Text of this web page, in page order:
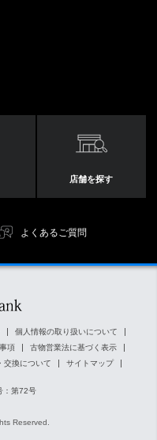
店舗を探す
よくあるご質問
個人情報の取り扱いについて
項
古物営業法に基づく表示
交換について サイトマップ
：第72号
Reserved.